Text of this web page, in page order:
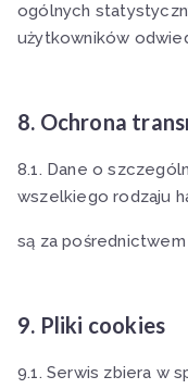
ogólnych
użytkowników
8. Ochrona
8.1. Dane o
wszelkiego rodzaju
są za
9. Pliki cookies
9.1. Serwis zbiera w